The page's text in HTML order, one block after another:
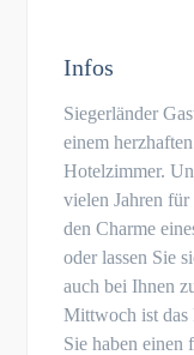
Infos
Siegerländer
einem
Hotelzimmer.
vielen Jahren für
den Charme
oder lassen Sie
auch bei Ihnen
Mittwoch ist das
Sie haben einen